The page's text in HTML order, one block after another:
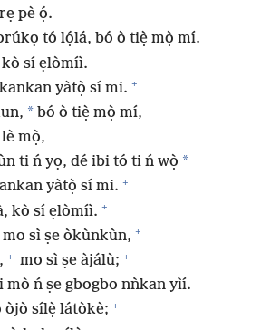
pè ọ́.
tó lọ́lá, bó ò tiẹ̀ mọ̀ mí.
sí ẹlòmíì.
yàtọ̀ sí mi. +
* bó ò tiẹ̀ mọ̀ mí,
mọ̀,
ti ń yọ, dé ibi tó ti ń wọ̀ *
yàtọ̀ sí mi. +
kò sí ẹlòmíì. +
mo sì ṣe òkùnkùn, +
+ mo sì ṣe àjálù; +
mò ń ṣe gbogbo nǹkan yìí.
òjò sílẹ̀ látòkè; +